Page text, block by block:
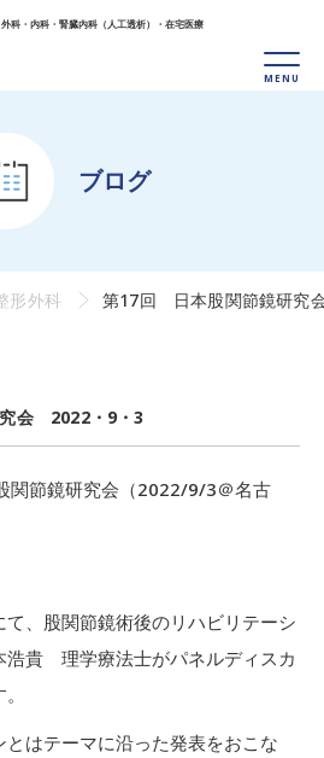
科・ 内科・腎臓内科（人工透析）・在宅医療
ブログ
形外科 第17回 日本股関節鏡研究
会 2022・9・3
節鏡研究会（2022/9/3＠名古
、股関節鏡術後のリハビリテーシ
貴 理学療法士がパネルディスカ
はテーマに沿った発表をおこな